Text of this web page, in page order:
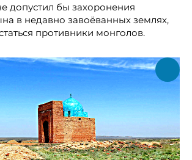
допустил бы захоронения
в недавно завоёванных землях,
противники монголов.